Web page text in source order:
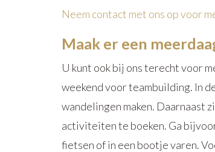
Neem contact met ons op voor
Maak er een
U kunt ook bij ons terecht voor
weekend voor teambuilding. In
wandelingen maken. Daarnaast
activiteiten te boeken. Ga
fietsen of in een bootje varen.